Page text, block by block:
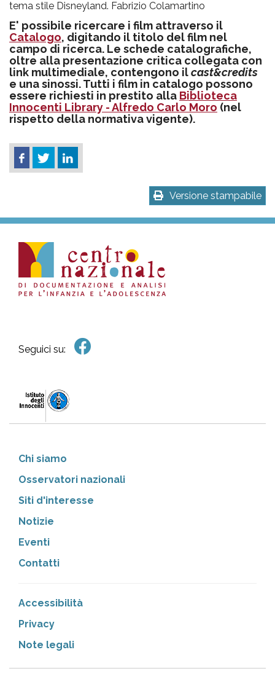
tema stile Disneyland. Fabrizio Colamartino
E' possibile ricercare i film attraverso il
Catalogo, digitando il titolo del film nel
campo di ricerca. Le schede catalografiche,
oltre alla presentazione critica collegata con
link multimediale, contengono ilcast&credits
e una sinossi. Tutti i film in catalogo possono
essere richiesti in prestito alla Biblioteca
Innocenti Library - Alfredo Carlo Moro (nel
rispetto della normativa vigente).
Versione stampabile
Seguici su:
Chi siamo
Osservatori nazionali
Siti d'interesse
Notizie
Eventi
Contatti
Accessibilità
Privacy
Note legali